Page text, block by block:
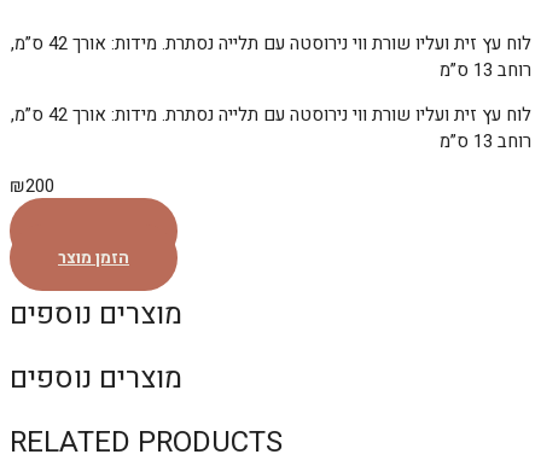
לוח עץ זית ועליו שורת ווי נירוסטה עם תלייה נסתרת. מידות: אורך 42 ס”מ,
רוחב 13 ס”מ
לוח עץ זית ועליו שורת ווי נירוסטה עם תלייה נסתרת. מידות: אורך 42 ס”מ,
רוחב 13 ס”מ
₪200
הזמן מוצר
מוצרים נוספים
מוצרים נוספים
RELATED PRODUCTS